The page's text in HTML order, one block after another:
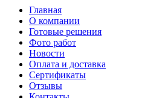
Главная
О компании
Готовые решения
Фото работ
Новости
Оплата и доставка
Сертификаты
Отзывы